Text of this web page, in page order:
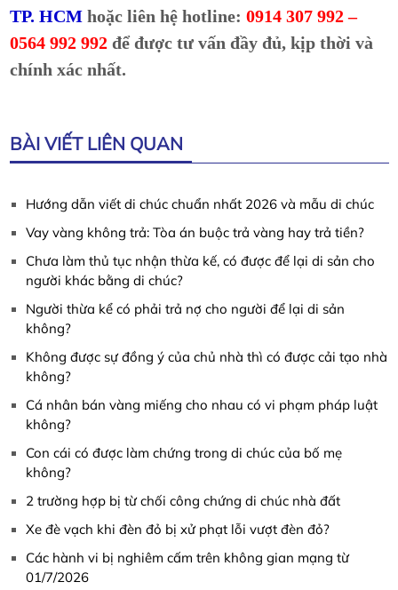
TP. HCMhoặc liên hệ hotline: 0914 307 992 –
0564 992 992để được tư vấn đầy đủ, kịp thời và
chính xác nhất.
BÀI VIẾT LIÊN QUAN
Hướng dẫn viết di chúc chuẩn nhất 2026 và mẫu di chúc
Vay vàng không trả: Tòa án buộc trả vàng hay trả tiền?
Chưa làm thủ tục nhận thừa kế, có được để lại di sản cho
người khác bằng di chúc?
Người thừa kể có phải trả nợ cho người để lại di sản
không?
Không được sự đồng ý của chủ nhà thì có được cải tạo nhà
không?
Cá nhân bán vàng miếng cho nhau có vi phạm pháp luật
không?
Con cái có được làm chứng trong di chúc của bố mẹ
không?
2 trường hợp bị từ chối công chứng di chúc nhà đất
Xe đè vạch khi đèn đỏ bị xử phạt lỗi vượt đèn đỏ?
Các hành vi bị nghiêm cấm trên không gian mạng từ
01/7/2026